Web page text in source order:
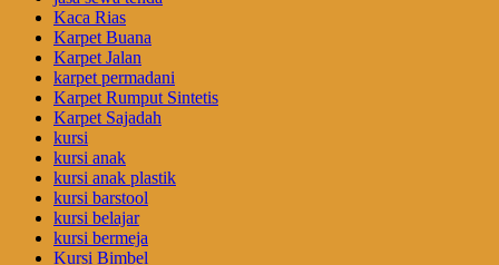
Kaca Rias
Karpet Buana
Karpet Jalan
karpet permadani
Karpet Rumput Sintetis
Karpet Sajadah
kursi
kursi anak
kursi anak plastik
kursi barstool
kursi belajar
kursi bermeja
Kursi Bimbel